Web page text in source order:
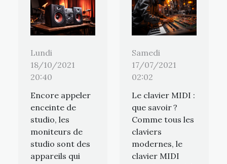
Lundi
18/10/2021
20:40
Encore appeler
enceinte de
studio, les
moniteurs de
studio sont des
appareils qui
Samedi
17/07/2021
02:02
Le clavier MIDI :
que savoir ?
Comme tous les
claviers
modernes, le
clavier MIDI